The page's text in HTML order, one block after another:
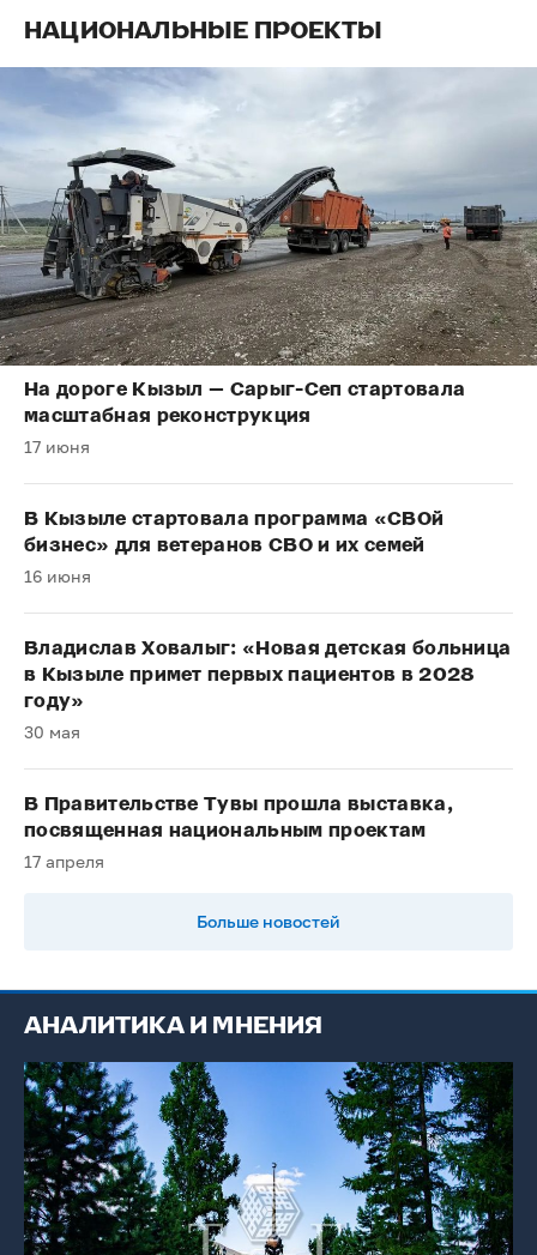
НАЦИОНАЛЬНЫЕ ПРОЕКТЫ
На дороге Кызыл — Сарыг-Сеп стартовала
масштабная реконструкция
17 июня
В Кызыле стартовала программа «СВОй
бизнес» для ветеранов СВО и их семей
16 июня
Владислав Ховалыг: «Новая детская больница
в Кызыле примет первых пациентов в 2028
году»
30 мая
В Правительстве Тувы прошла выставка,
посвященная национальным проектам
17 апреля
Больше новостей
АНАЛИТИКА И МНЕНИЯ